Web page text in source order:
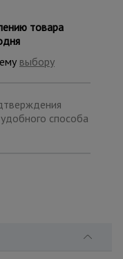
с
товара
выбору
способа